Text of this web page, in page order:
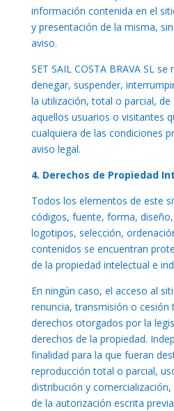
información contenida en el
y presentación de la misma,
aviso.
SET SAIL COSTA BRAVA SL
denegar, suspender,
la utilización, total o parcial,
aquellos usuarios o visitantes
cualquiera de las condiciones
aviso legal.
4. Derechos de Propiedad
Todos los elementos de este
códigos, fuente, forma,
logotipos, selección,
contenidos se encuentran
de la propiedad intelectual e
En ningún caso, el acceso al
renuncia, transmisión o cesión
derechos otorgados por la
derechos de la propiedad.
finalidad para la que fueran
reproducción total o parcial,
distribución y
de la autorización escrita